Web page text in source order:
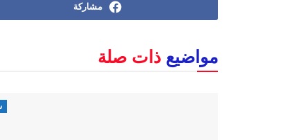
مشاركة
مواضيع ذات صلة